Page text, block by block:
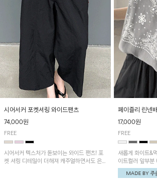
시어서커 포켓셔링 와이드팬츠
74,000원
FREE
시어서커 텍스처가 돋보이는 와이드 팬츠! 포
켓 셔링 디테일이 더해져 캐주얼하면서도 은은
페이즐리 린넨
17,000원
FREE
새롭게 화이트&
이트컬러 앞부분
중앙 린넨배색으
턴으로 감각적인